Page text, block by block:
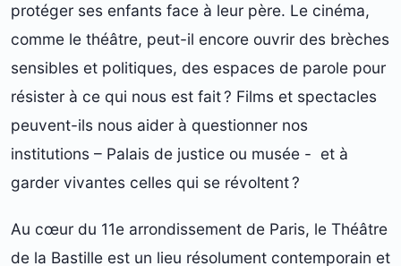
protéger ses enfants face à leur père. Le cinéma,
comme le théâtre, peut-il encore ouvrir des brèches
sensibles et politiques, des espaces de parole pour
résister à ce qui nous est fait ? Films et spectacles
peuvent-ils nous aider à questionner nos
institutions – Palais de justice ou musée - et à
garder vivantes celles qui se révoltent ?
Au cœur du 11e arrondissement de Paris, le Théâtre
de la Bastille est un lieu résolument contemporain et